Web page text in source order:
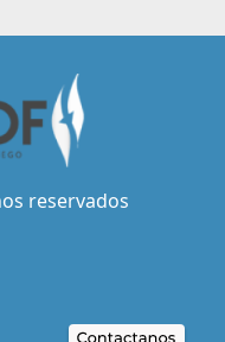
reservados